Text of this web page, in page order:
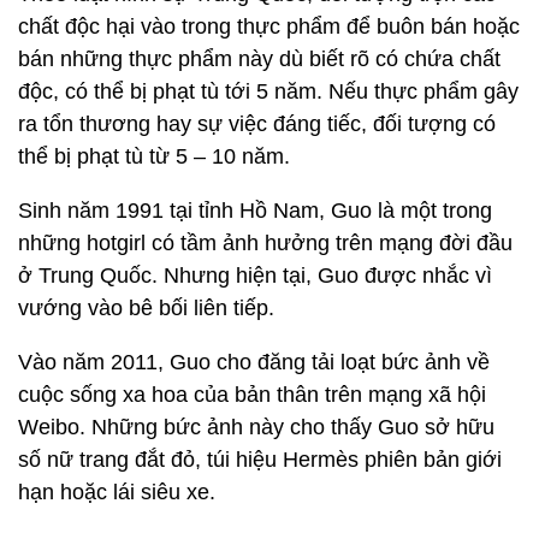
chất độc hại vào trong thực phẩm để buôn bán hoặc
bán những thực phẩm này dù biết rõ có chứa chất
độc, có thể bị phạt tù tới 5 năm. Nếu thực phẩm gây
ra tổn thương hay sự việc đáng tiếc, đối tượng có
thể bị phạt tù từ 5 – 10 năm.
Sinh năm 1991 tại tỉnh Hồ Nam, Guo là một trong
những hotgirl có tầm ảnh hưởng trên mạng đời đầu
ở Trung Quốc. Nhưng hiện tại, Guo được nhắc vì
vướng vào bê bối liên tiếp.
Vào năm 2011, Guo cho đăng tải loạt bức ảnh về
cuộc sống xa hoa của bản thân trên mạng xã hội
Weibo. Những bức ảnh này cho thấy Guo sở hữu
số nữ trang đắt đỏ, túi hiệu Hermès phiên bản giới
hạn hoặc lái siêu xe.